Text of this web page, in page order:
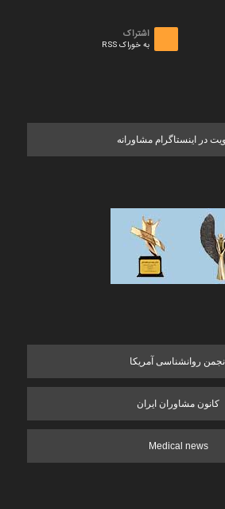
اشتراک
به خوراک RSS
در اینستاگرام مشاورانه
انجمن روانشناسی آمریکا
کانون مشاوران ایران
Medical news